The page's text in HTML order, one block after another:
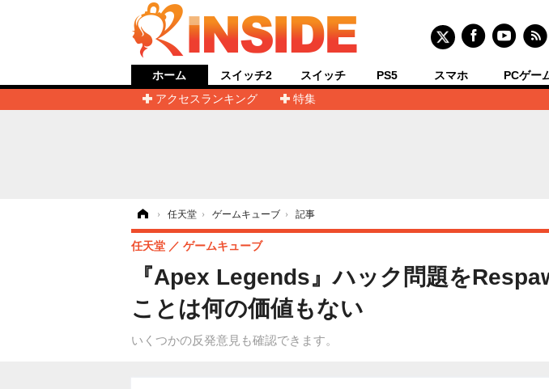
ホーム
アクセスランキング
特集
スイッチ2 スイッチ PS5 スマホ PCゲー
› 任天堂 › ゲームキューブ › 記事
『Apex Legends』ハック問題を
ことは何の価値もない
いくつかの反発意見も確認できます。
任天堂 ゲームキューブ